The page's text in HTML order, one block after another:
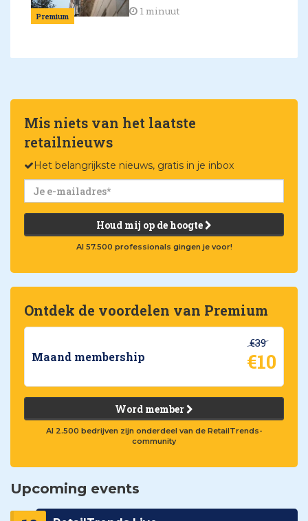
Premium 1 minuut
Mis niets van het laatste
retailnieuws
Het belangrijkste nieuws, gratis in je inbox
Houd mij op de hoogte
Al 57.500 professionals gingen je voor!
Ontdek de voordelen van Premium
Maand membership
€39
€10
Word member
Al 2.500 bedrijven zijn onderdeel van de RetailTrends-
community
Upcoming events